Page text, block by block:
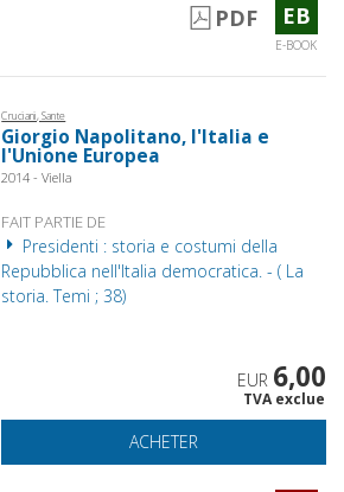
PDF EB
E-BOOK
Cruciani, Sante
Giorgio Napolitano, l'Italia e
l'Unione Europea
2014 - Viella
FAIT PARTIE DE
Presidenti : storia e costumi della
Repubblica nell'Italia democratica. - ( La
storia. Temi ; 38)
EUR 6,00
TVA exclue
ACHETER